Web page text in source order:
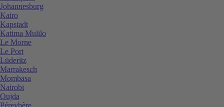
Johannesburg
Kairo
Kapstadt
Katima Mulilo
Le Morne
Le Port
Lüderitz
Marrakesch
Mombasa
Nairobi
Oujda
Péreybère